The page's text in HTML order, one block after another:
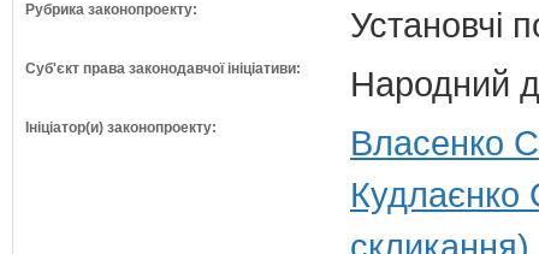
Рубрика законопроекту: Установчі
Суб'єкт права законодавчої ініціативи: Народний
Ініціатор(и) законопроекту:
Власенко
Кудлаєнко